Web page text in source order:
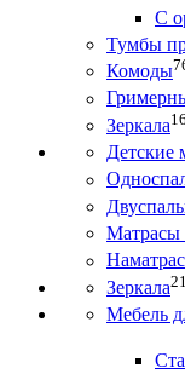
С
Тумбы
Комоды
Зеркала16
Детские
Матрасы
Зеркала21
Мебель